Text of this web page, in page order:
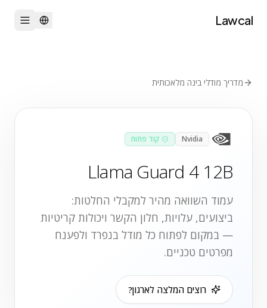
Lawcal
מדריך מודלי בינה מלאכותית
Nvidia קוד פתוח
Llama Guard 4 12B
עמוד השוואה מהיר למקבלי החלטות:
ביצועים, עלויות, חלון הקשר ויכולות קריטיות
— במקום לפתוח כל מודל בנפרד ולפענח
מפרטים טכניים.
רוצים המלצה לארגון?